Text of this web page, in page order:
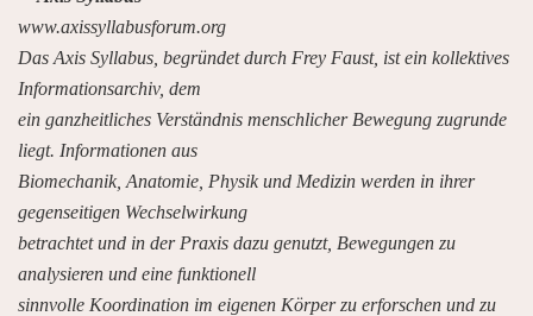
www.axissyllabusforum.org
Das Axis Syllabus, begründet durch Frey Faust, ist ein kollektives
Informationsarchiv, dem
ein ganzheitliches Verständnis menschlicher Bewegung zugrunde
liegt. Informationen aus
Biomechanik, Anatomie, Physik und Medizin werden in ihrer
gegenseitigen Wechselwirkung
betrachtet und in der Praxis dazu genutzt, Bewegungen zu
analysieren und eine funktionell
sinnvolle Koordination im eigenen Körper zu erforschen und zu